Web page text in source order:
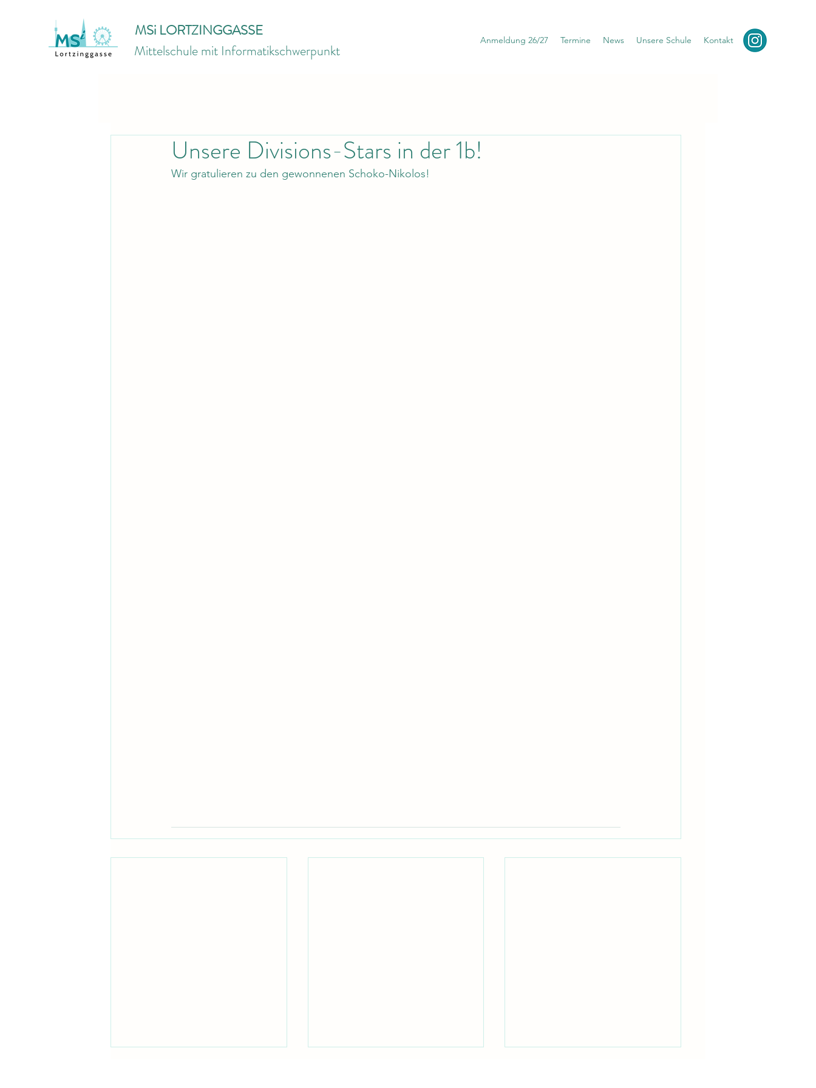
MSi LORTZINGGASSE
Mittelschule mit Informatikschwerpunkt
Anmeldung 26/27 Termine News Unsere Schule Kontakt
Unsere Divisions-Stars in der 1b!
Wir gratulieren zu den gewonnenen Schoko-Nikolos!